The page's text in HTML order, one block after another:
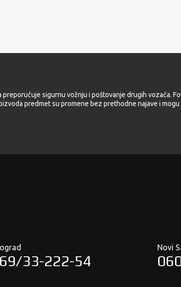
preporučuje sigurnu vožnju i poštovanje drugih vozača.
predmet su promene bez prethodne najave i
33-222-54
Novi